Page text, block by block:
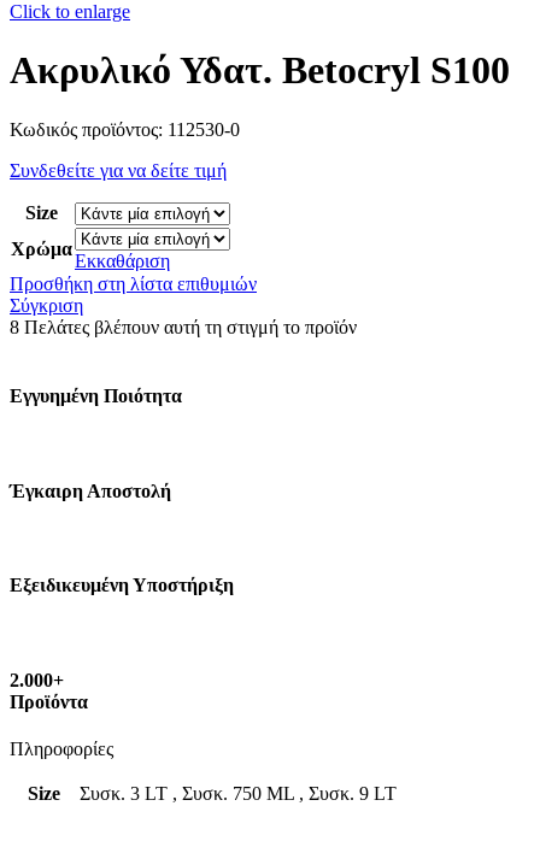
Click to enlarge
Ακρυλικό Υδατ. Betocryl S100
Κωδικός προϊόντος: 112530-0
Συνδεθείτε για να δείτε τιμή
Size
Χρώμα
Εκκαθάριση
Προσθήκη στη λίστα επιθυμιών
Σύγκριση
8 Πελάτες βλέπουν αυτή τη στιγμή το προϊόν
Εγγυημένη Ποιότητα
Έγκαιρη Αποστολή
Εξειδικευμένη Υποστήριξη
2.000+
Προϊόντα
Πληροφορίες
Size Συσκ. 3 LT , Συσκ. 750 ML , Συσκ. 9 LT